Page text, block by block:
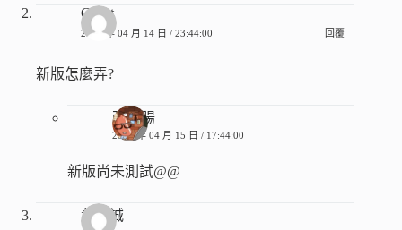
Guest
2014 年 04 月 14 日 / 23:44:00 回覆
新版怎麼弄?
張香腸
2014 年 04 月 15 日 / 17:44:00
新版尚未測試@@
蕭惟誠